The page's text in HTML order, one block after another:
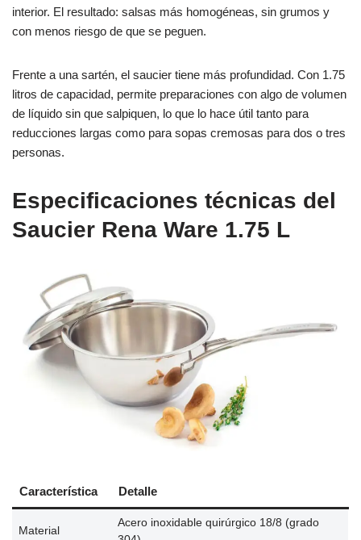
interior. El resultado: salsas más homogéneas, sin grumos y
con menos riesgo de que se peguen.
Frente a una sartén, el saucier tiene más profundidad. Con 1.75
litros de capacidad, permite preparaciones con algo de volumen
de líquido sin que salpiquen, lo que lo hace útil tanto para
reducciones largas como para sopas cremosas para dos o tres
personas.
Especificaciones técnicas del
Saucier Rena Ware 1.75 L
Característica Detalle
Material
Acero inoxidable quirúrgico 18/8 (grado